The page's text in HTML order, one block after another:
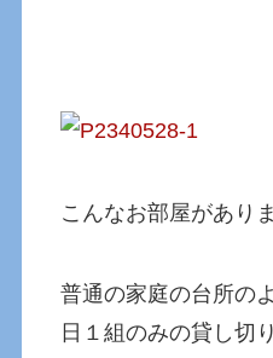
こんなお部屋があり
普通の家庭の台所の
日１組のみの貸し切